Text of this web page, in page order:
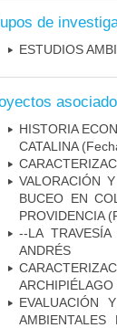
de
ESTUDIOS
HISTORIA
CATALINA
VALORACIÓN
BUCEO EN
PROVIDENCIA
--LA
ANDRÉS
EVALUACIÓN